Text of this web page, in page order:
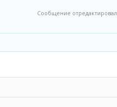
Сообщение отредактировал